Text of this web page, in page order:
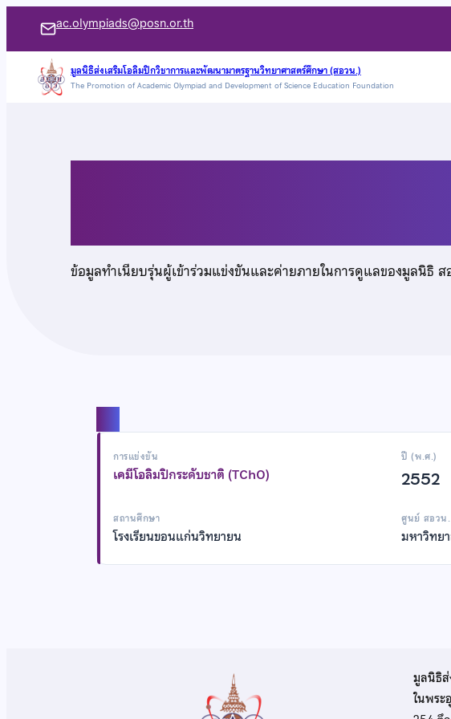
เนื้อหา
ac.olympiads@posn.or.th
มูลนิธิส่งเสริมโอลิมปิกวิชาการและพัฒนามาตรฐานวิทยาศาสตร์ศึกษา (สอวน.)
The Promotion of Academic Olympiad and Development of Science Education Foundation
ข้อมูลทำเนียบรุ่นผู้เข้าร่วมแข่งขันและค่ายภายในการดูแลของมูลนิธิ ส
การแข่งขัน
เคมีโอลิมปิกระดับชาติ (TChO)
ปี (พ.ศ.)
2552
สถานศึกษา
โรงเรียนขอนแก่นวิทยายน
ศูนย์ สอวน.
มหาวิทย
มูลนิธิส่
ในพระ